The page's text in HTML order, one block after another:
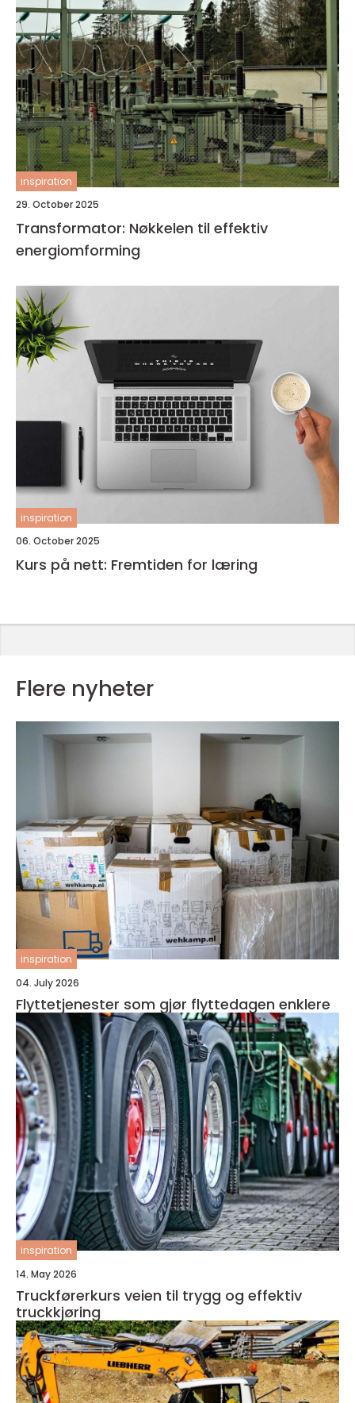
inspiration
29. October 2025
Transformator: Nøkkelen til effektiv
energiomforming
inspiration
06. October 2025
Kurs på nett: Fremtiden for læring
Flere nyheter
inspiration
04. July 2026
Flyttetjenester som gjør flyttedagen enklere
inspiration
14. May 2026
Truckførerkurs veien til trygg og effektiv
truckkjøring